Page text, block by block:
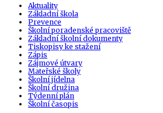
Aktuality
Základní škola
Prevence
Školní poradenské pracoviště
Základní školní dokumenty
Tiskopisy ke stažení
Zápis
Zájmové útvary
Mateřské školy
Školní jídelna
Školní družina
Týdenní plán
Školní časopis